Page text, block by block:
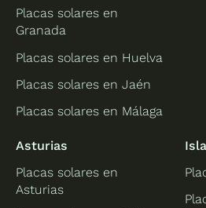
Placas solares en
Granada
Placas solares en Huelva
Placas solares en Jaén
Placas solares en Málaga
Asturias
Placas solares en
Asturias